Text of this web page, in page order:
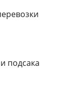
подсака